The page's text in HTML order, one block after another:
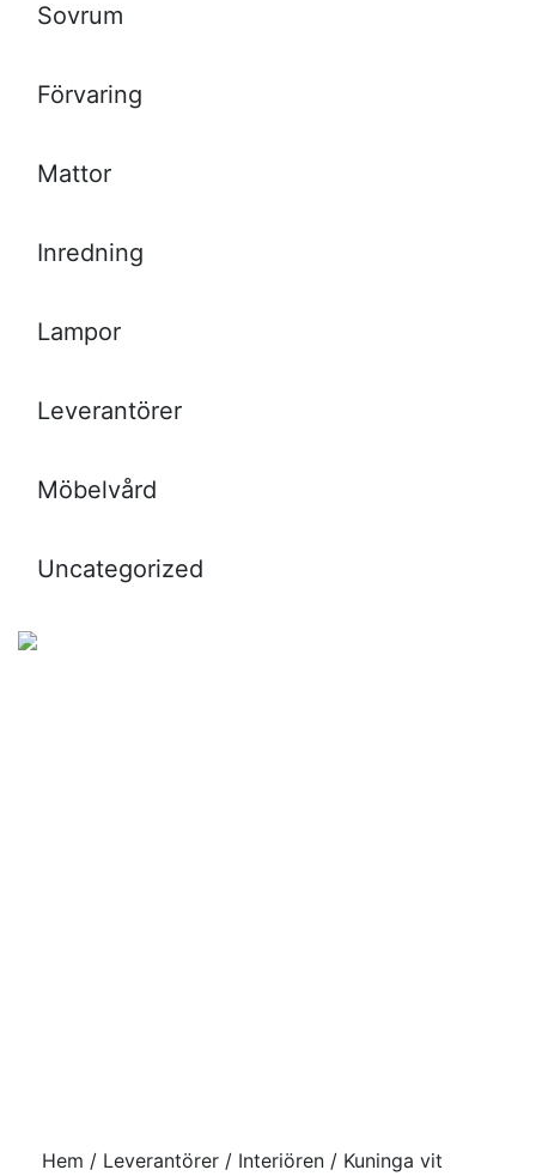
Sovrum
Förvaring
Mattor
Inredning
Lampor
Leverantörer
Möbelvård
Uncategorized
Hem / Leverantörer / Interiören / Kuninga vit